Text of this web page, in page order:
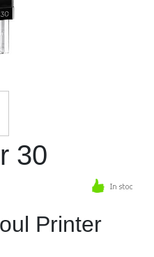
30
Printer